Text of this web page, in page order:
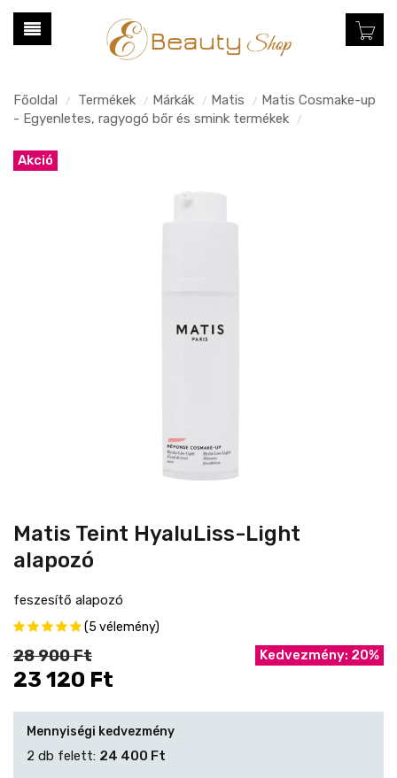
Főoldal / Termékek / Márkák / Matis / Matis Cosmake-up
- Egyenletes, ragyogó bőr és smink termékek
/
Akció
Matis Teint HyaluLiss-Light
alapozó
feszesítő alapozó
(5 vélemény)
28 900 Ft
23 120 Ft
Kedvezmény: 20%
Mennyiségi kedvezmény
2 db felett: 24 400 Ft